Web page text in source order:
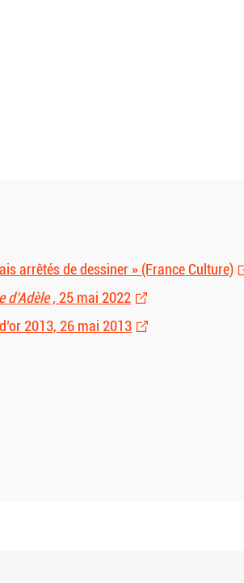
arrêtés de dessiner » (France Culture)
d’Adèle , 25 mai 2022
2013, 26 mai 2013